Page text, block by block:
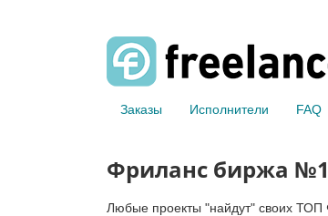
Заказы Исполнители FAQ
Фриланс биржа
Любые проекты "найдут" своих ТОП